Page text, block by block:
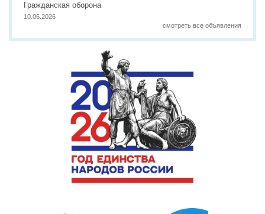
Гражданская оборона
10.06.2026
смотреть все объявления